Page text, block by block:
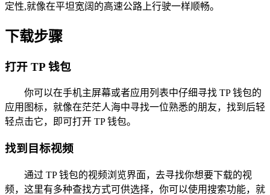
定性,就像在平坦宽阔的高速公路上行驶一样顺畅。
下载步骤
打开 TP 钱包
你可以在手机主屏幕或者应用列表中仔细寻找 TP 钱包的
应用图标，就像在茫茫人海中寻找一位熟悉的朋友，找到后轻
轻点击它，即可打开 TP 钱包。
找到目标视频
通过 TP 钱包的视频浏览界面，去寻找你想要下载的视
频，这里有多种查找方式可供选择，你可以使用搜索功能，就